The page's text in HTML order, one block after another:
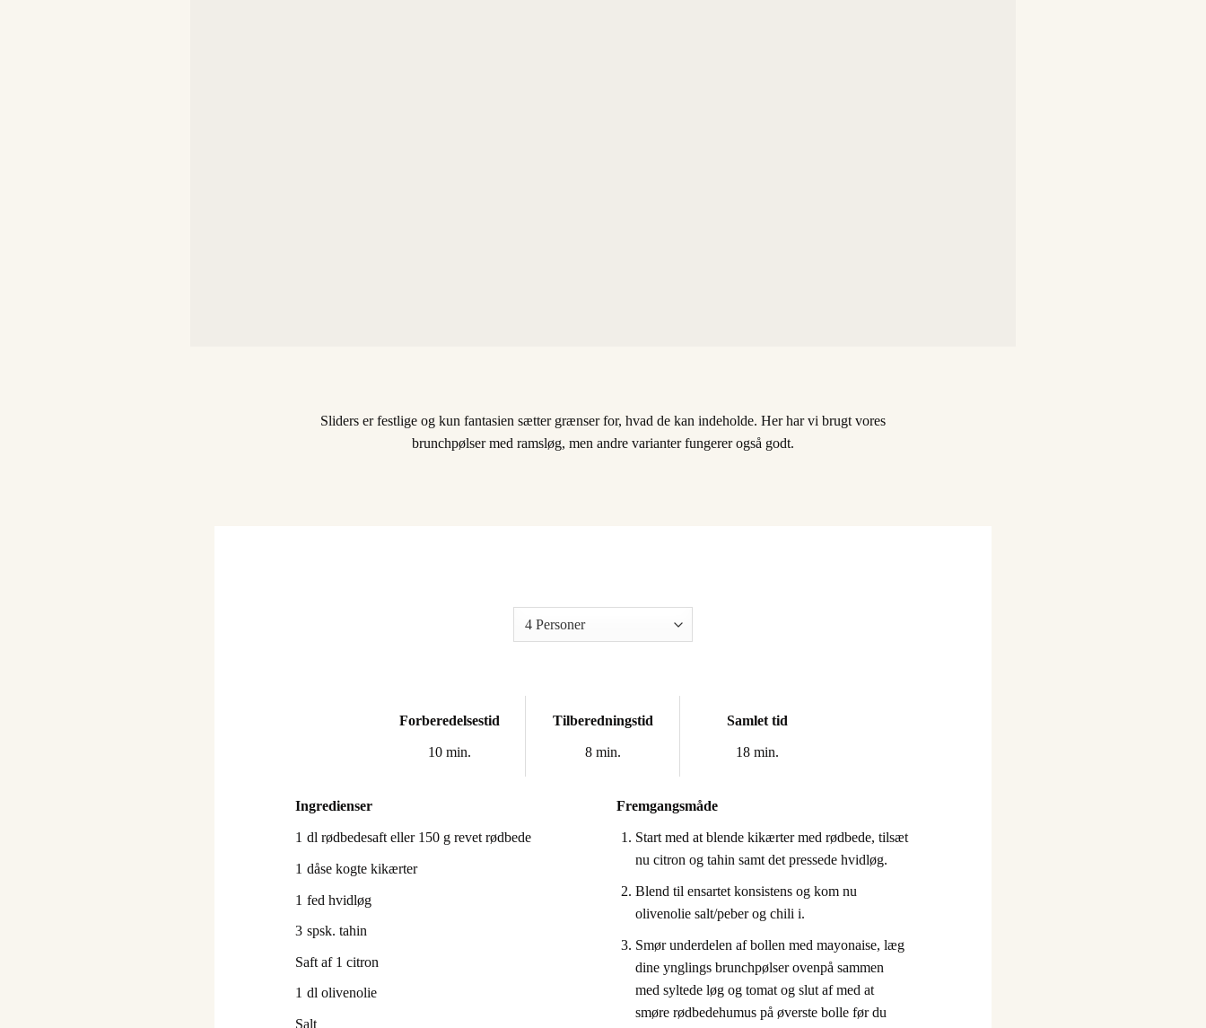
Sliders er festlige og kun fantasien sætter grænser for, hvad de kan indeholde. Her har vi brugt vores
brunchpølser med ramsløg, men andre varianter fungerer også godt.
Forberedelsestid
10 min.
Tilberedningstid
8 min.
Samlet tid
18 min.
Ingredienser
1 dl rødbedesaft eller 150 g revet rødbede
1 dåse kogte kikærter
1 fed hvidløg
3 spsk. tahin
Saft af 1 citron
1 dl olivenolie
Salt
Fremgangsmåde
Start med at blende kikærter med rødbede, tilsæt
nu citron og tahin samt det pressede hvidløg.
Blend til ensartet konsistens og kom nu
olivenolie salt/peber og chili i.
Smør underdelen af bollen med mayonaise, læg
dine ynglings brunchpølser ovenpå sammen
med syltede løg og tomat og slut af med at
smøre rødbedehumus på øverste bolle før du